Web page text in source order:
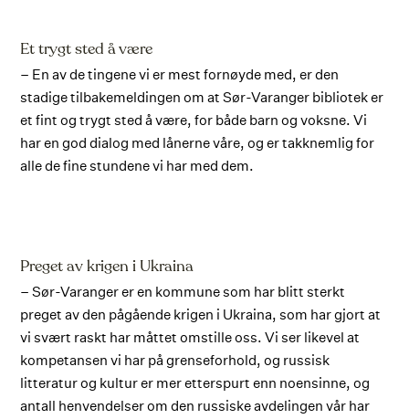
Et trygt sted å være
– En av de tingene vi er mest fornøyde med, er den
stadige tilbakemeldingen om at Sør-Varanger bibliotek er
et fint og trygt sted å være, for både barn og voksne. Vi
har en god dialog med lånerne våre, og er takknemlig for
alle de fine stundene vi har med dem.
Preget av krigen i Ukraina
– Sør-Varanger er en kommune som har blitt sterkt
preget av den pågående krigen i Ukraina, som har gjort at
vi svært raskt har måttet omstille oss. Vi ser likevel at
kompetansen vi har på grenseforhold, og russisk
litteratur og kultur er mer etterspurt enn noensinne, og
antall henvendelser om den russiske avdelingen vår har